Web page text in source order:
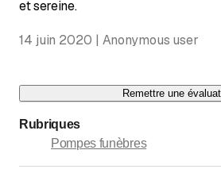
et sereine.
14 juin 2020 | Anonymous user
Remettre une
Rubriques
Pompes funèbres